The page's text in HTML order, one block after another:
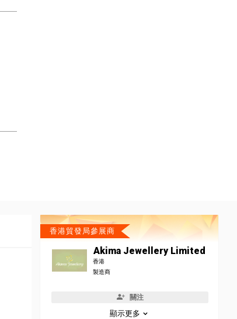
香港貿發局參展商
Akima Jewellery Limited
香港
製造商
關注
顯示更多